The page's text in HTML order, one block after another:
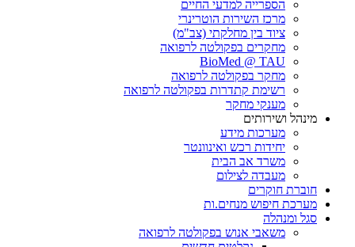
הספרייה למדעי החיים
מרכז השירות הוטרינרי
ציוד בין מחלקתי (צב"מ)
מחקרים בפקולטה לרפואה
BioMed @ TAU
מחקר בפקולטה לרפואה
רשימת קתדרות בפקולטה לרפואה
מענקי מחקר
מינהל ושירותים
מערכות מידע
יחידות רכש ואינוונטר
משרד אב הבית
מעבדה לצילום
חוברת חוקרים
מערכת חיפוש מנחים.ות
סגל ומנהלה
משאבי אנוש בפקולטה לרפואה